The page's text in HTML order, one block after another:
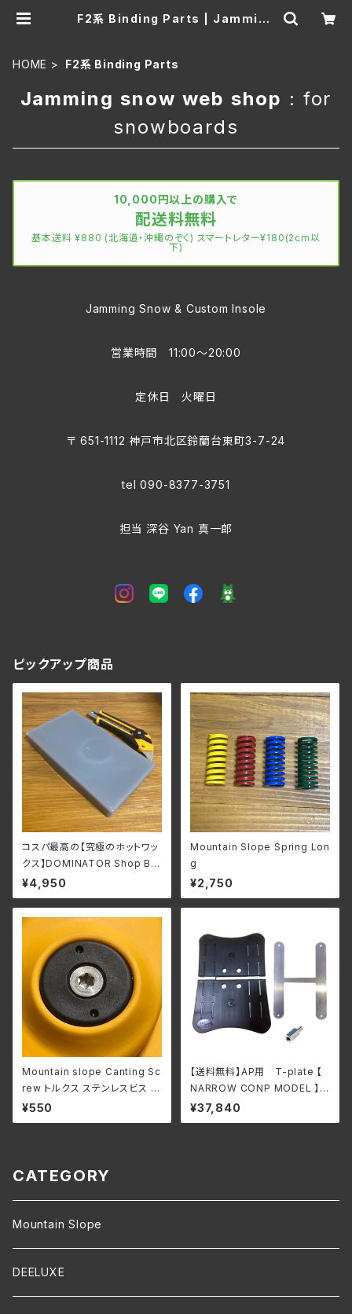
F2系 Binding Parts | Jamming
HOME F2系 Binding Parts
Jamming snow web shop : for
snowboards
10,000円以上の購入で
配送料無料
基本送料 ¥880 (北海道・沖縄のぞく) スマートレター¥180(2cm以
下)
Jamming Snow & Custom Insole
営業時間 11:00〜20:00
定休日 火曜日
〒 651-1112 神戸市北区鈴蘭台東町3-7-24
tel 090-8377-3751
担当 深谷 Yan 真一郎
ピックアップ商品
コスパ最高の【究極のホットワッ
クス】DOMINATOR Shop BU
LK [390g] ※写真のカッターナ
イフは付属しません。
¥4,950
Mountain Slope Spring Lon
g
¥2,750
Mountain slope Canting Sc
rew トルクス ステンレスビス 1
足分(4本セット)
¥550
【送料無料】AP用 T-plate 【
NARROW CONP MODEL 】ナ
ローコンペデションモデル お取
り寄せ
¥37,840
CATEGORY
Mountain Slope
DEELUXE